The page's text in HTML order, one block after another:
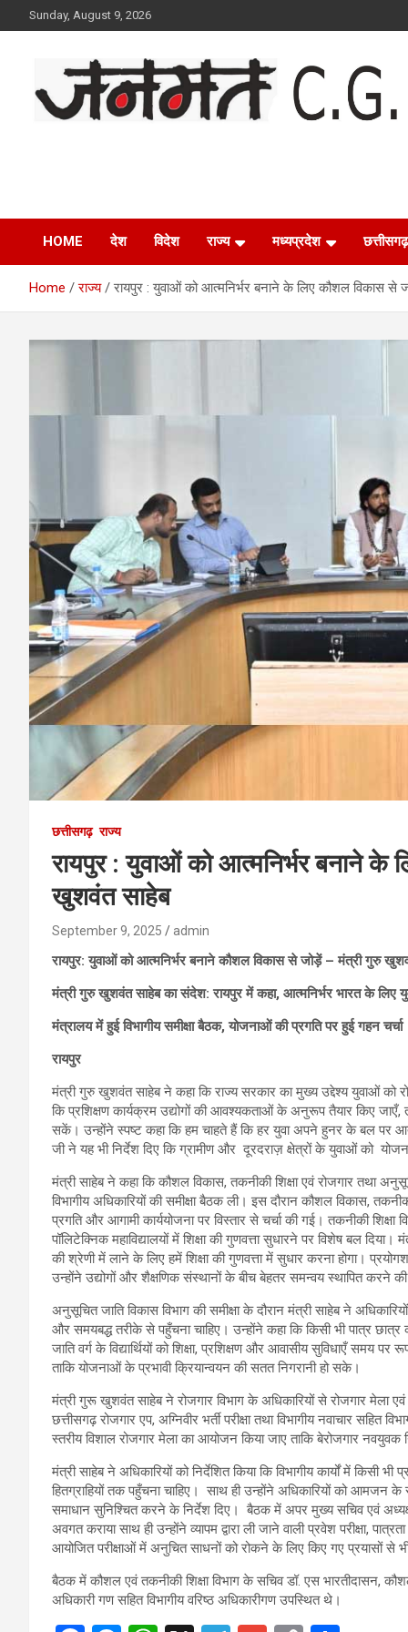
to
Sunday, August 9, 2026
HOME देश विदेश राज्य मध्यप्रदेश छत्तीसगढ़
Home राज्य रायपुर : युवाओं को आत्मनिर्भर बनाने के लिए कौशल विकास से
छत्तीसगढ़ राज्य
रायपुर : युवाओं को आत्मनिर्भर बनाने
खुशवंत साहेब
September 9, 2025 admin
रायपुर: युवाओं को आत्मनिर्भर बनाने कौशल विकास से जोड़ें – मंत्री गुरु
मंत्री गुरु खुशवंत साहेब का संदेश: रायपुर में कहा, आत्मनिर्भर भारत के लिए
मंत्रालय में हुई विभागीय समीक्षा बैठक, योजनाओं की प्रगति पर हुई गहन चर्चा
रायपुर
मंत्री गुरु खुशवंत साहेब ने कहा कि राज्य सरकार का मुख्य उद्देश्य युवाओं को
कि प्रशिक्षण कार्यक्रम उद्योगों की आवश्यकताओं के अनुरूप तैयार किए
सकें। उन्होंने स्पष्ट कहा कि हम चाहते हैं कि हर युवा अपने हुनर के बल पर
जी ने यह भी निर्देश दिए कि ग्रामीण और दूरदराज़ क्षेत्रों के युवाओं को
मंत्री साहेब ने कहा कि कौशल विकास, तकनीकी शिक्षा एवं रोजगार तथा
विभागीय अधिकारियों की समीक्षा बैठक ली। इस दौरान कौशल विकास,
प्रगति और आगामी कार्ययोजना पर विस्तार से चर्चा की गई। तकनीकी
पॉलिटेक्निक महाविद्यालयों में शिक्षा की गुणवत्ता सुधारने पर विशेष बल
की श्रेणी में लाने के लिए हमें शिक्षा की गुणवत्ता में सुधार करना होगा।
उन्होंने उद्योगों और शैक्षणिक संस्थानों के बीच बेहतर समन्वय स्थापित करने
अनुसूचित जाति विकास विभाग की समीक्षा के दौरान मंत्री साहेब ने
और समयबद्ध तरीके से पहुँचना चाहिए। उन्होंने कहा कि किसी भी पात्र छात्र
जाति वर्ग के विद्यार्थियों को शिक्षा, प्रशिक्षण और आवासीय सुविधाएँ समय
ताकि योजनाओं के प्रभावी क्रियान्वयन की सतत निगरानी हो सके।
मंत्री गुरू खुशवंत साहेब ने रोजगार विभाग के अधिकारियों से रोजगार मेला
छत्तीसगढ़ रोजगार एप, अग्निवीर भर्ती परीक्षा तथा विभागीय नवाचार सहित
स्तरीय विशाल रोजगार मेला का आयोजन किया जाए ताकि बेरोजगार नवयुवक
मंत्री साहेब ने अधिकारियों को निर्देशित किया कि विभागीय कार्यों में किसी
हितग्राहियों तक पहुँचना चाहिए। साथ ही उन्होंने अधिकारियों को
समाधान सुनिश्चित करने के निर्देश दिए। बैठक में अपर मुख्य सचिव एवं अध्यक्ष
अवगत कराया साथ ही उन्होंने व्यापम द्वारा ली जाने वाली प्रवेश परीक्षा,
आयोजित परीक्षाओं में अनुचित साधनों को रोकने के लिए किए गए प्रयासों से
बैठक में कौशल एवं तकनीकी शिक्षा विभाग के सचिव डॉ. एस भारतीदासन,
अधिकारी गण सहित विभागीय वरिष्ठ अधिकारीगण उपस्थित थे।